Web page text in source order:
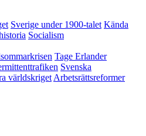
Sverige under 1900-talet Kända
Socialism
Tage Erlander
Svenska
världskriget Arbetsrättsreformer